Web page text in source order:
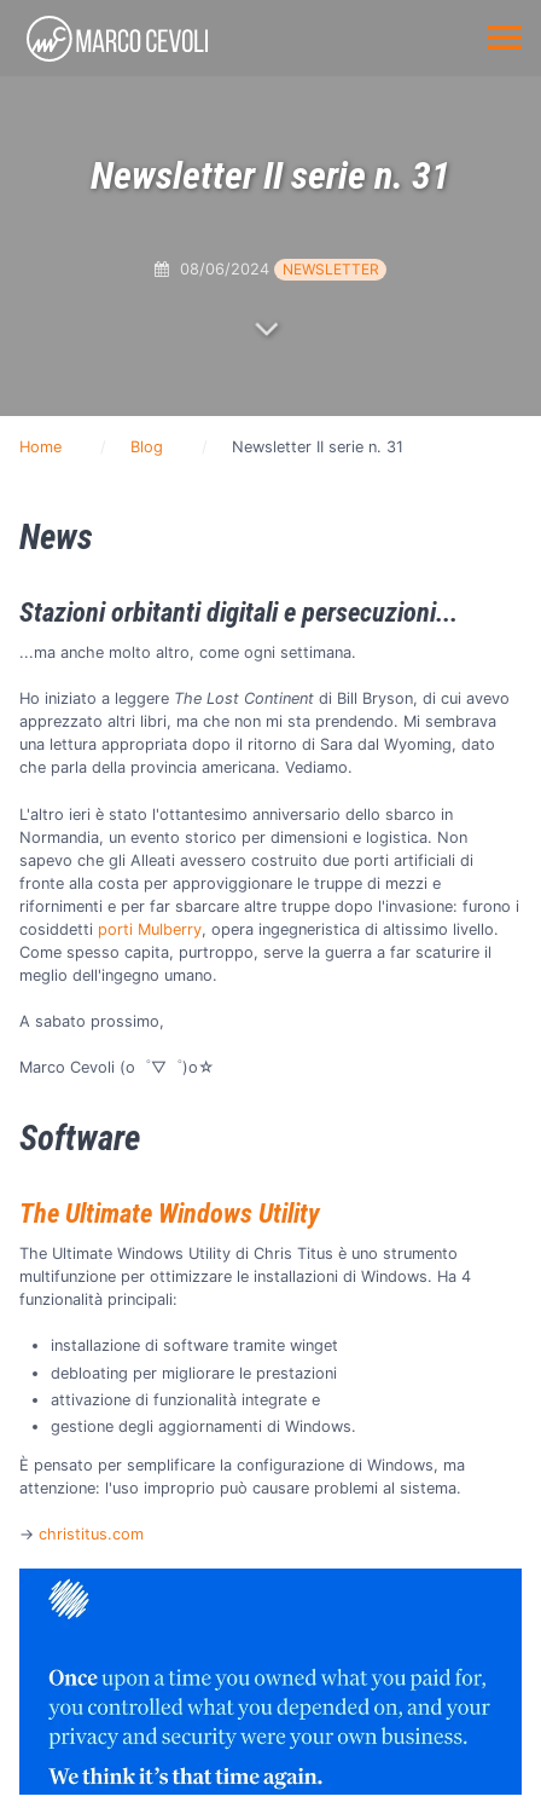
Newsletter II serie n. 31
08/06/2024 NEWSLETTER
Home Blog Newsletter II serie n. 31
News
Stazioni orbitanti digitali e persecuzioni...
...ma anche molto altro, come ogni settimana.
Ho iniziato a leggere The Lost Continent di Bill Bryson, di cui avevo
apprezzato altri libri, ma che non mi sta prendendo. Mi sembrava
una lettura appropriata dopo il ritorno di Sara dal Wyoming, dato
che parla della provincia americana. Vediamo.
L'altro ieri è stato l'ottantesimo anniversario dello sbarco in
Normandia, un evento storico per dimensioni e logistica. Non
sapevo che gli Alleati avessero costruito due porti artificiali di
fronte alla costa per approviggionare le truppe di mezzi e
rifornimenti e per far sbarcare altre truppe dopo l'invasione: furono i
cosiddetti porti Mulberry, opera ingegneristica di altissimo livello.
Come spesso capita, purtroppo, serve la guerra a far scaturire il
meglio dell'ingegno umano.
A sabato prossimo,
Marco Cevoli (o゜▽゜)o☆
Software
The Ultimate Windows Utility
The Ultimate Windows Utility di Chris Titus è uno strumento
multifunzione per ottimizzare le installazioni di Windows. Ha 4
funzionalità principali:
installazione di software tramite winget
debloating per migliorare le prestazioni
attivazione di funzionalità integrate e
gestione degli aggiornamenti di Windows.
È pensato per semplificare la configurazione di Windows, ma
attenzione: l'uso improprio può causare problemi al sistema.
→ christitus.com